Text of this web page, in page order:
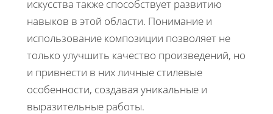
искусства также способствует развитию
навыков в этой области. Понимание и
использование композиции позволяет не
только улучшить качество произведений, но
и привнести в них личные стилевые
особенности, создавая уникальные и
выразительные работы.